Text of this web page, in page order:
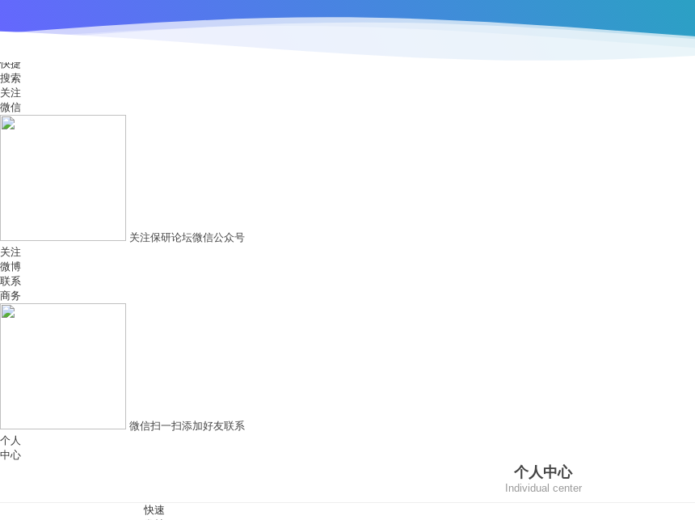
快捷
搜索
关注
微信
关注保研论坛微信公众号
关注
微博
联系
商务
微信扫一扫添加好友联系
个人
中心
个人中心
Individual center
快速